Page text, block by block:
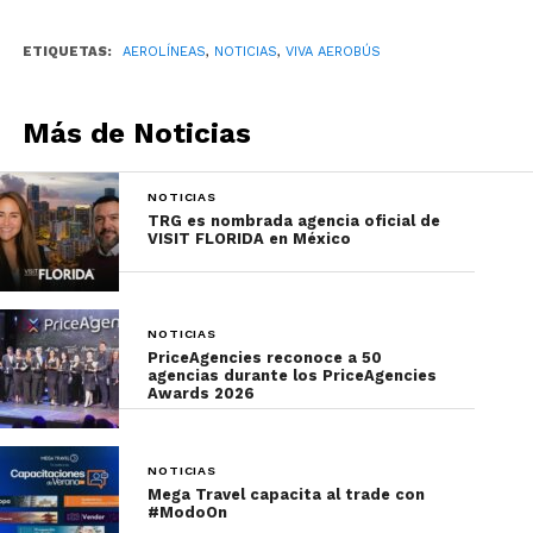
del país.”
–Juan Carlos Zuazua, Director General de
Para el primer vuelo de Viva Aerobus utilizando
ETIQUETAS: AEROLÍNEAS, NOTICIAS, VIVA AEROBÚS
Más de Noticias
NOTICIAS
TRG es nombrada agencia oficial de
VISIT FLORIDA en México
NOTICIAS
PriceAgencies reconoce a 50
agencias durante los PriceAgencies
Awards 2026
NOTICIAS
Mega Travel capacita al trade con
#ModoOn